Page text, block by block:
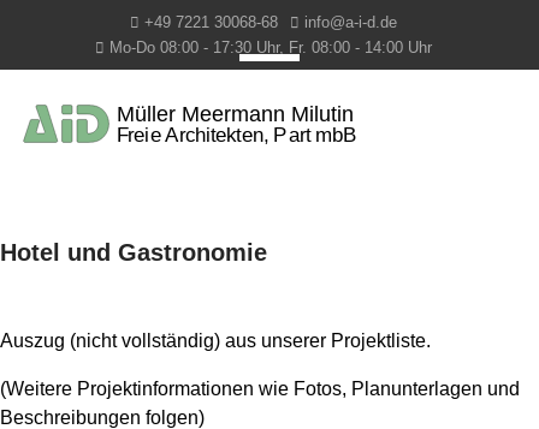
+49 7221 30068-68
info@a-i-d.de
Mo-Do 08:00 - 17:30 Uhr, Fr. 08:00 - 14:00 Uhr
Hotel und Gastronomie
Auszug (nicht vollständig) aus unserer Projektliste.
(Weitere Projektinformationen wie Fotos, Planunterlagen und
Beschreibungen folgen)